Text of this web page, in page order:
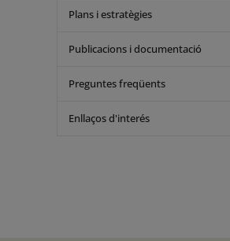
Plans i estratègies
Publicacions i documentació
Preguntes freqüents
Enllaços d'interés